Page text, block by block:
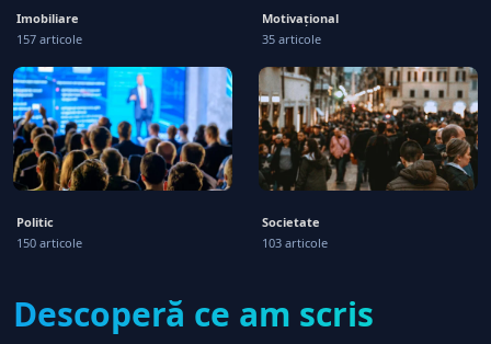
Imobiliare
157 articole
Motivațional
35 articole
Politic
150 articole
Societate
103 articole
Descoperă ce am scris